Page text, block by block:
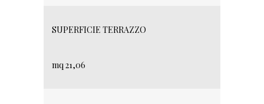
SUPERFICIE TERRAZZO
mq 21,06